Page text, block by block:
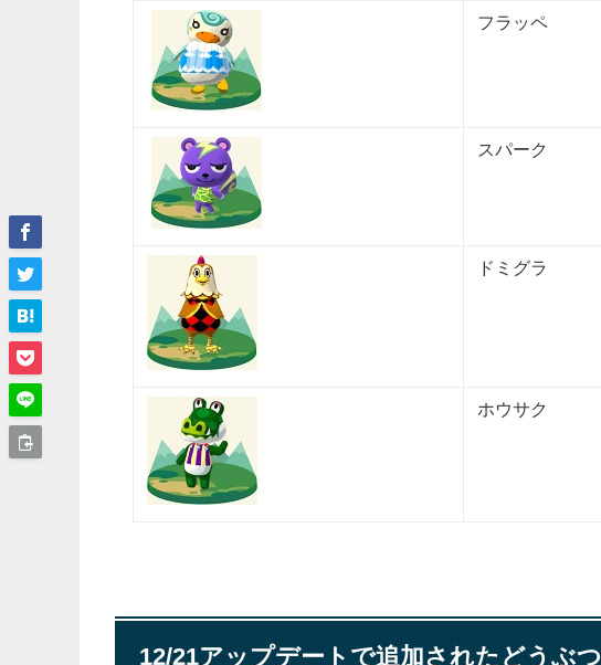
フラッペ
スパーク
ドミグラ
ホウサク
12/21アップデートで追加されたどうぶつ